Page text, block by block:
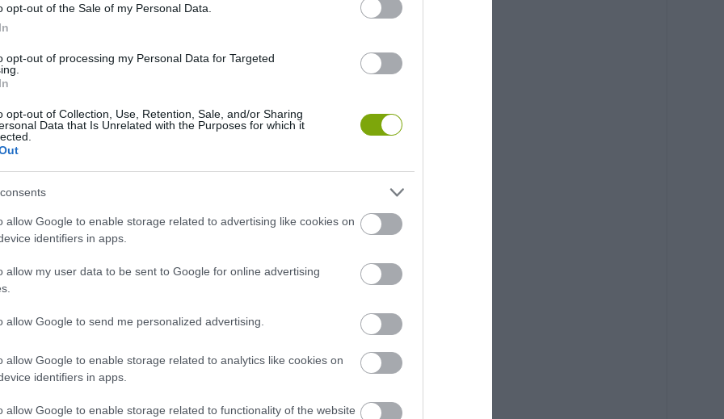
opt-out of the Sale of my Personal Data.
opt-out of processing my Personal Data for Targeted
opt-out of Collection, Use, Retention, Sale, and/or Sharing
Data that Is Unrelated with the Purposes for which it
allow Google to enable storage related to advertising like cookies on
identifiers in apps.
allow my user data to be sent to Google for online advertising
allow Google to send me personalized advertising.
allow Google to enable storage related to analytics like cookies on
identifiers in apps.
allow Google to enable storage related to functionality of the website
hanem kedves emlékeztető is számunkra. A
nagyobb fegyvertény, mint a hangos gesztusok. A
csak kitart mellette, újra és újra körbejárva.
aljnövényzet mélyén, ahol ritkán jár ember, apró
szerelem néha tényleg körbejár.